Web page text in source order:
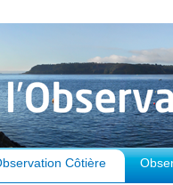
Côtière